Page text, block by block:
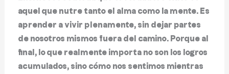
aquel que nutre tanto el alma como la mente. Es
aprender a vivir plenamente, sin dejar partes
de nosotros mismos fuera del camino. Porque al
final, lo que realmente importa no son los logros
acumulados, sino cómo nos sentimos mientras